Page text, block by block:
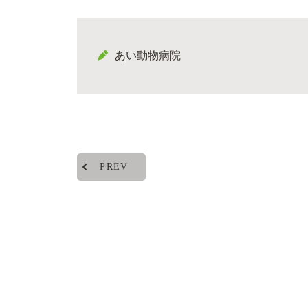
あい動物病院
PREV